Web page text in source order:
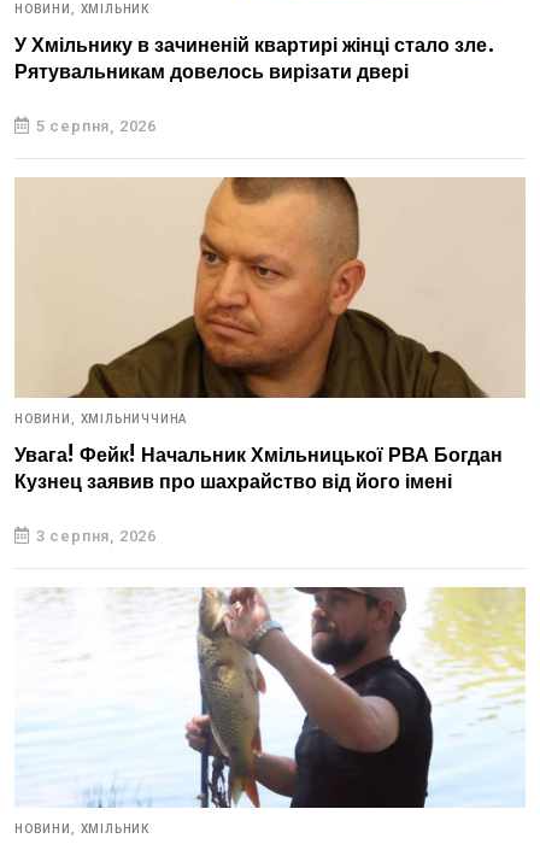
НОВИНИ, ХМІЛЬНИК
У Хмільнику в зачиненій квартирі жінці стало зле.
Рятувальникам довелось вирізати двері
5 серпня, 2026
НОВИНИ, ХМІЛЬНИЧЧИНА
Увага! Фейк! Начальник Хмільницької РВА Богдан
Кузнец заявив про шахрайство від його імені
3 серпня, 2026
НОВИНИ, ХМІЛЬНИК